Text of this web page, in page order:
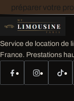
préparer votre
Service de location de
France. Prestations